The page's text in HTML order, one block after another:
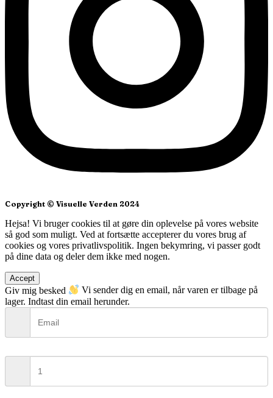
Copyright © Visuelle Verden 2024
Hejsa! Vi bruger cookies til at gøre din oplevelse på vores website
så god som muligt. Ved at fortsætte accepterer du vores brug af
cookies og vores privatlivspolitik. Ingen bekymring, vi passer godt
på dine data og deler dem ikke med nogen.
Accept
Giv mig besked
Vi sender dig en email, når varen er tilbage på
lager. Indtast din email herunder.